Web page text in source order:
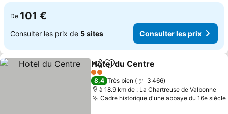
De 101 €
Consulter les prix de 5 sites Consulter les prix
PartagerAjouter à mes favoris
Hotel du Centre
2 Étoiles
8,4 Très bien
3 466
à 18.9 km de : La Chartreuse de Valbonne
Cadre historique d'une abbaye du 16e siècle